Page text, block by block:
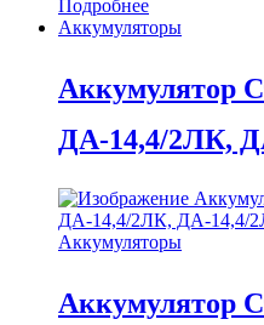
Подробнее
Аккумуляторы
Аккумулятор
ДА-14,4/2ЛК,
Аккумуляторы
Аккумулятор